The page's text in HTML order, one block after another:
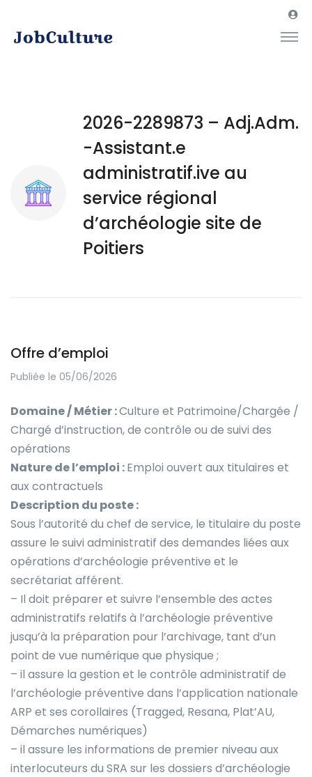
2026-2289873 – Adj.Adm.
-Assistant.e
administratif.ive au
service régional
d’archéologie site de
Poitiers
Offre d’emploi
Publiée le 05/06/2026
Domaine / Métier :Culture et Patrimoine/Chargée /
Chargé d’instruction, de contrôle ou de suivi des
opérations
Nature de l’emploi :Emploi ouvert aux titulaires et
aux contractuels
Description du poste :
Sous l’autorité du chef de service, le titulaire du poste
assure le suivi administratif des demandes liées aux
opérations d’archéologie préventive et le
secrétariat afférent.
– Il doit préparer et suivre l’ensemble des actes
administratifs relatifs à l’archéologie préventive
jusqu’à la préparation pour l’archivage, tant d’un
point de vue numérique que physique ;
– il assure la gestion et le contrôle administratif de
l’archéologie préventive dans l’application nationale
ARP et ses corollaires (Tragged, Resana, Plat’AU,
Démarches numériques)
– il assure les informations de premier niveau aux
interlocuteurs du SRA sur les dossiers d’archéologie